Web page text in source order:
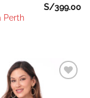
Perth
S/399.00